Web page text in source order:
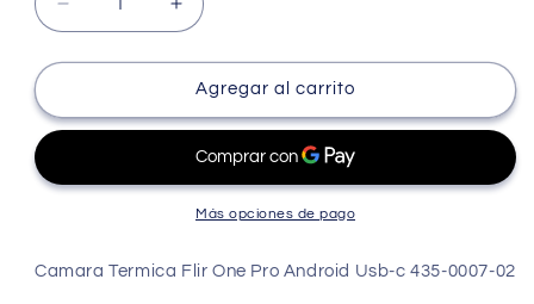
Reducir
cantidad
para
Termica
Pro
c
Aumentar
cantidad
para
Camara
Termica
One
Pro
Android
c
Agregar al carrito
Más opciones de pago
Camara Termica Flir One Pro Android Usb-c 435-0007-02